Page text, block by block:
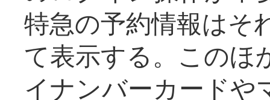
特急の予約情報はそ
て表示する。このほ
イナンバーカードや